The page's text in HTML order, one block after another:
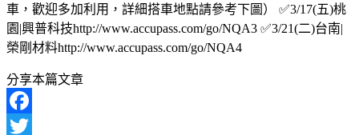
車，歡迎多加利用，詳細搭車地點請參考下圖） ✅3/17(五)桃
園|興普科技http://www.accupass.com/go/NQA3 ✅3/21(二)台南|
榮剛材料http://www.accupass.com/go/NQA4
分享本篇文章
Facebook